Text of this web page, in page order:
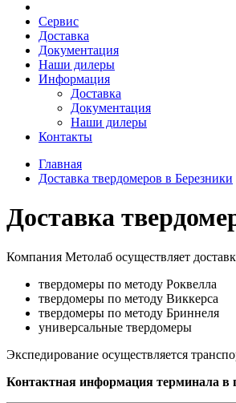
Сервис
Доставка
Документация
Наши дилеры
Информация
Доставка
Документация
Наши дилеры
Контакты
Главная
Доставка твердомеров в Березники
Доставка
Компания Метолаб осуществляет
твердомеры по методу Роквелла
твердомеры по методу Виккерса
твердомеры по методу Бриннеля
универсальные твердомеры
Экспедирование осуществляется
Контактная информация терминала в